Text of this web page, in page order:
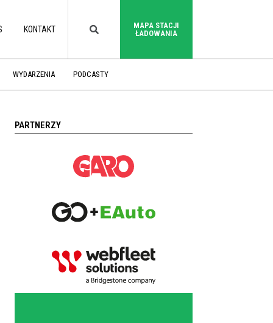
KONTAKT
MAPA STACJI
ŁADOWANIA
WYDARZENIA PODCASTY
PARTNERZY